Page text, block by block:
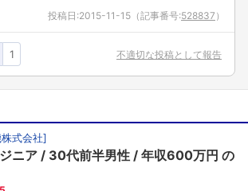
投稿日:2015-11-15 （記事番号:528837 ）
1 不適切な投稿として報告
式会社]
ニア 30代前半男性 年収600万円 の